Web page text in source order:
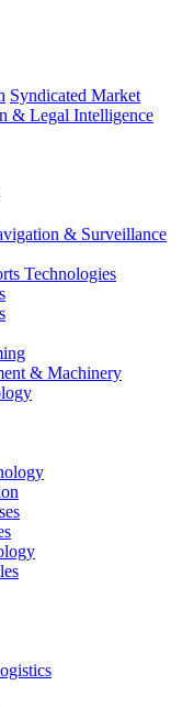
Syndicated Market
& Legal Intelligence
& Surveillance
Technologies
& Machinery